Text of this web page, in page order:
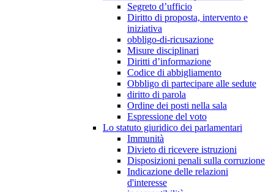
Segreto d’ufficio
Diritto di proposta, intervento e
iniziativa
obbligo-di-ricusazione
Misure disciplinari
Diritti d’informazione
Codice di abbigliamento
Obbligo di partecipare alle sedute
diritto di parola
Ordine dei posti nella sala
Espressione del voto
Lo statuto giuridico dei parlamentari
Immunità
Divieto di ricevere istruzioni
Disposizioni penali sulla corruzione
Indicazione delle relazioni
d'interesse